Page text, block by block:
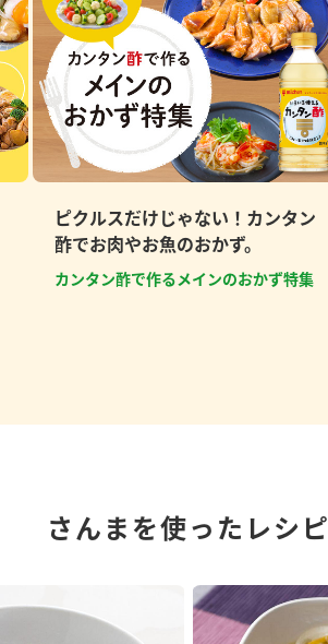
ピクルスだけじゃない！カンタン
酢でお肉やお魚のおかず。
カンタン酢で作るメインのおかず特集
さんまを使ったレシピ